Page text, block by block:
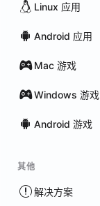
Linux 应用
Android 应用
Mac 游戏
Windows 游戏
Android 游戏
其他
解决方案